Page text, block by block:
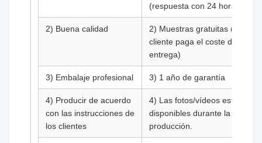
(respuesta con 24 horas)
2) Buena calidad
2) Muestras gratuitas (el
cliente paga el coste de
entrega)
3) Embalaje profesional 3) 1 año de garantía
4) Producir de acuerdo
con las instrucciones de
los clientes
4) Las fotos/vídeos están
disponibles durante la
producción.